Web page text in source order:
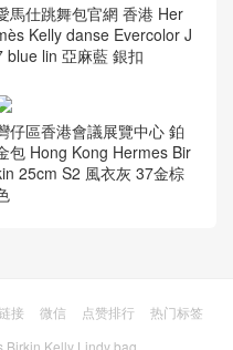
馬仕跳舞包官網 香港 Her
Kelly danse Evercolor J
blue lin 亞麻藍 銀扣
仔區香港會議展覽中心 鉑
包 Hong Kong Hermes Bir
25cm S2 風衣灰 37金棕
接 微信 点赞排行
热门标签